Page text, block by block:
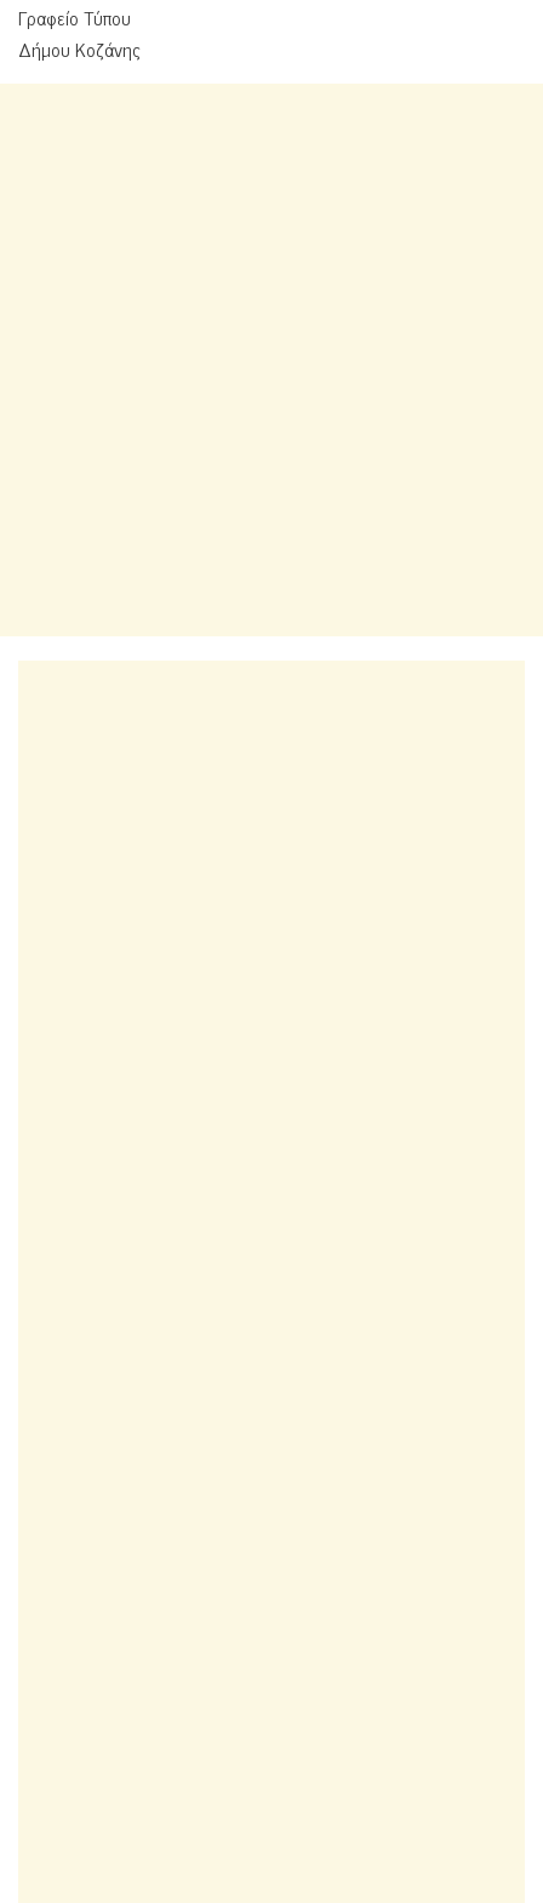
Γραφείο Τύπου
Δήμου Κοζάνης